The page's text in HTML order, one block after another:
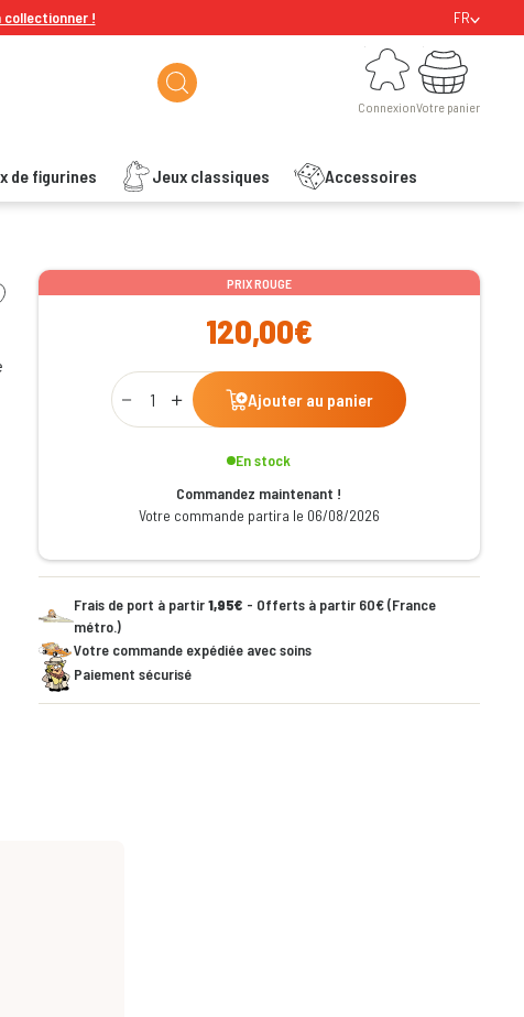
collectionner ! FR
Connexion
Connexion
de figurines Jeux classiques Accessoires
Votre panier
Votre panier
wishlist PRIX ROUGE
120,00€
Qty
Ajouter au panier
En stock
Commandez maintenant !
Votre commande partira le 06/08/2026
Frais de port à partir1,95€ - Offerts à partir 60€ (France
métro.)
Votre commande expédiée avec soins
Paiement sécurisé